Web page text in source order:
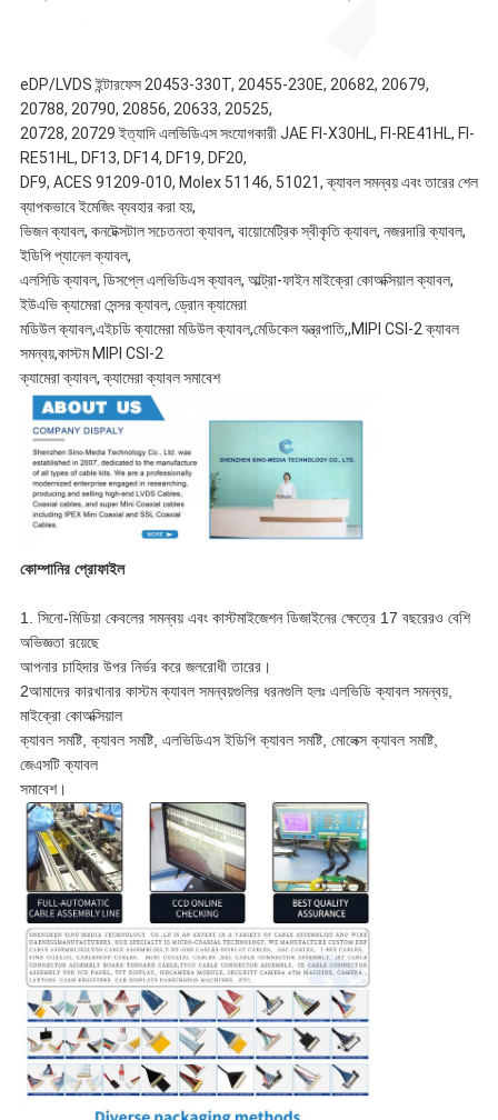
eDP/LVDS ইন্টারফেস 20453-330T, 20455-230E, 20682, 20679,
20788, 20790, 20856, 20633, 20525,
20728, 20729 ইত্যাদি এলভিডিএস সংযোগকারী JAE FI-X30HL, FI-RE41HL, FI-
RE51HL, DF13, DF14, DF19, DF20,
DF9, ACES 91209-010, Molex 51146, 51021, ক্যাবল সমন্বয় এবং তারের শেল
ব্যাপকভাবে ইমেজিং ব্যবহার করা হয়,
ভিজন ক্যাবল, কনটেক্সটাল সচেতনতা ক্যাবল, বায়োমেট্রিক স্বীকৃতি ক্যাবল, নজরদারি ক্যাবল,
ইডিপি প্যানেল ক্যাবল,
এলসিডি ক্যাবল, ডিসপ্লে এলভিডিএস ক্যাবল, আল্ট্রা-ফাইন মাইক্রো কোঅক্সিয়াল ক্যাবল,
ইউএভি ক্যামেরা সেন্সর ক্যাবল, ড্রোন ক্যামেরা
মডিউল ক্যাবল,এইচডি ক্যামেরা মডিউল ক্যাবল,মেডিকেল যন্ত্রপাতি,,MIPI CSI-2 ক্যাবল
সমন্বয়,কাস্টম MIPI CSI-2
ক্যামেরা ক্যাবল, ক্যামেরা ক্যাবল সমাবেশ
কোম্পানির প্রোফাইল
1. সিনো-মিডিয়া কেবলের সমন্বয় এবং কাস্টমাইজেশন ডিজাইনের ক্ষেত্রে 17 বছরেরও বেশি
অভিজ্ঞতা রয়েছে
আপনার চাহিদার উপর নির্ভর করে জলরোধী তারের।
2আমাদের কারখানার কাস্টম ক্যাবল সমন্বয়গুলির ধরনগুলি হলঃ এলভিডি ক্যাবল সমন্বয়,
মাইক্রো কোঅক্সিয়াল
ক্যাবল সমষ্টি, ক্যাবল সমষ্টি, এলভিডিএস ইডিপি ক্যাবল সমষ্টি, মোলেক্স ক্যাবল সমষ্টি,
জেএসটি ক্যাবল
সমাবেশ।